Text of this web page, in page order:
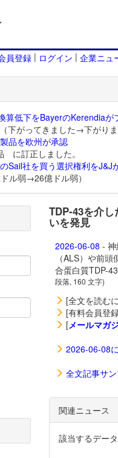
員登録 | ログイン | 企業ニュ
算低下をBayerのKerendiaが
下がってきました→下がりま
品を欧州が承認
に訂正しました。
Sail社を買う選択権利をJ&J
ル弱→26億ドル弱）
TDP-43を介
いを発見
2026-06-08 -
（ALS）や前
合蛋白質TDP-
段落, 160 文字)
[全文を読む
[有料会員登
[メールマガ
2026-06-08
全文記事サ
関連ニュース
該当するデー